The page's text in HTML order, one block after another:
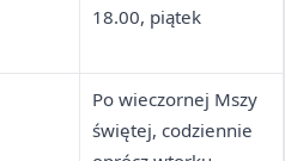
18.00, piątek
Po wieczornej Mszy
świętej, codziennie